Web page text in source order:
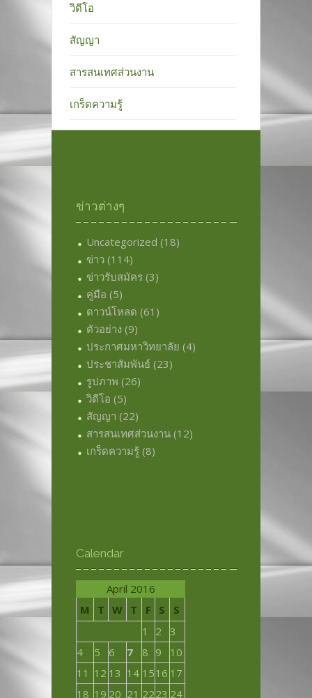
วิดีโอ
สัญญา
สารสนเทศส่วนงาน
เกร็ดความรู้
ข่าวต่างๆ
Uncategorized (18)
ข่าว (114)
ข่าวรับสมัคร (3)
คู่มือ (5)
ดาวน์โหลด (61)
ตัวอย่าง (9)
ประกาศมหาวิทยาลัย (4)
ประชาสัมพันธ์ (23)
รูปภาพ (26)
วิดีโอ (5)
สัญญา (22)
สารสนเทศส่วนงาน (12)
เกร็ดความรู้ (8)
Calendar
April 2016
M
T W T F S
S
1
2
3
4
5 6 7 8 9
10
11 12 13 14 1516 17
18 19 20 21 2223 24